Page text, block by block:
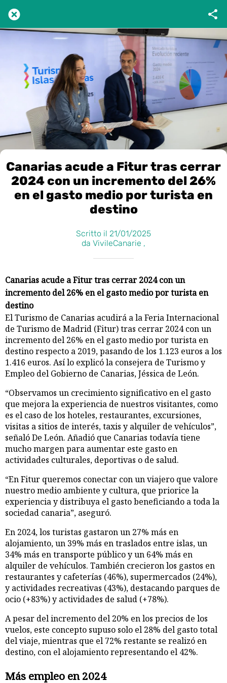
Canarias acude a Fitur tras cerrar
2024 con un incremento del 26%
en el gasto medio por turista en
destino
Scritto il 21/01/2025
da VivileCanarie ,
Canarias acude a Fitur tras cerrar 2024 con un
incremento del 26% en el gasto medio por turista en
destino
El Turismo de Canarias acudirá a la Feria Internacional
de Turismo de Madrid (Fitur) tras cerrar 2024 con un
incremento del 26% en el gasto medio por turista en
destino respecto a 2019, pasando de los 1.123 euros a los
1.416 euros. Así lo explicó la consejera de Turismo y
Empleo del Gobierno de Canarias, Jéssica de León.
“Observamos un crecimiento significativo en el gasto
que mejora la experiencia de nuestros visitantes, como
es el caso de los hoteles, restaurantes, excursiones,
visitas a sitios de interés, taxis y alquiler de vehículos”,
señaló De León. Añadió que Canarias todavía tiene
mucho margen para aumentar este gasto en
actividades culturales, deportivas o de salud.
“En Fitur queremos conectar con un viajero que valore
nuestro medio ambiente y cultura, que priorice la
experiencia y distribuya el gasto beneficiando a toda la
sociedad canaria”, aseguró.
En 2024, los turistas gastaron un 27% más en
alojamiento, un 39% más en traslados entre islas, un
34% más en transporte público y un 64% más en
alquiler de vehículos. También crecieron los gastos en
restaurantes y cafeterías (46%), supermercados (24%),
y actividades recreativas (43%), destacando parques de
ocio (+83%) y actividades de salud (+78%).
A pesar del incremento del 20% en los precios de los
vuelos, este concepto supuso solo el 28% del gasto total
del viaje, mientras que el 72% restante se realizó en
destino, con el alojamiento representando el 42%.
Más empleo en 2024